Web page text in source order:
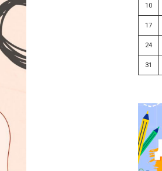
10
17
24
31